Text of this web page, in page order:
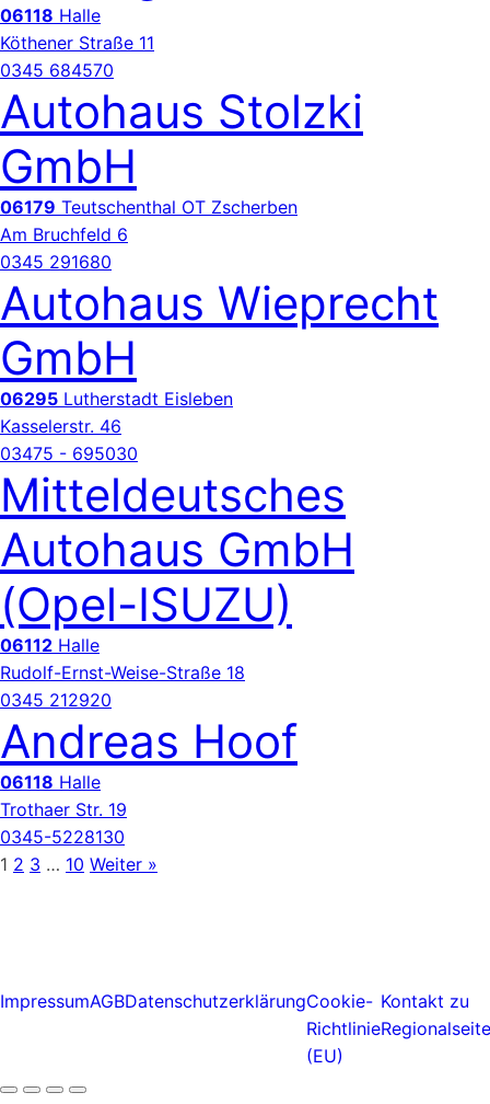
06118 Halle
Köthener Straße 11
0345 684570
Autohaus Stolzki
GmbH
06179 Teutschenthal OT Zscherben
Am Bruchfeld 6
0345 291680
Autohaus Wieprecht
GmbH
06295 Lutherstadt Eisleben
Kasselerstr. 46
03475 - 695030
Mitteldeutsches
Autohaus GmbH
(Opel-ISUZU)
06112 Halle
Rudolf-Ernst-Weise-Straße 18
0345 212920
Andreas Hoof
06118 Halle
Trothaer Str. 19
0345-5228130
1 2 3 … 10 Weiter »
ImpressumAGBDatenschutzerklärungCookie-
Richtlinie
(EU)
Kontakt zu